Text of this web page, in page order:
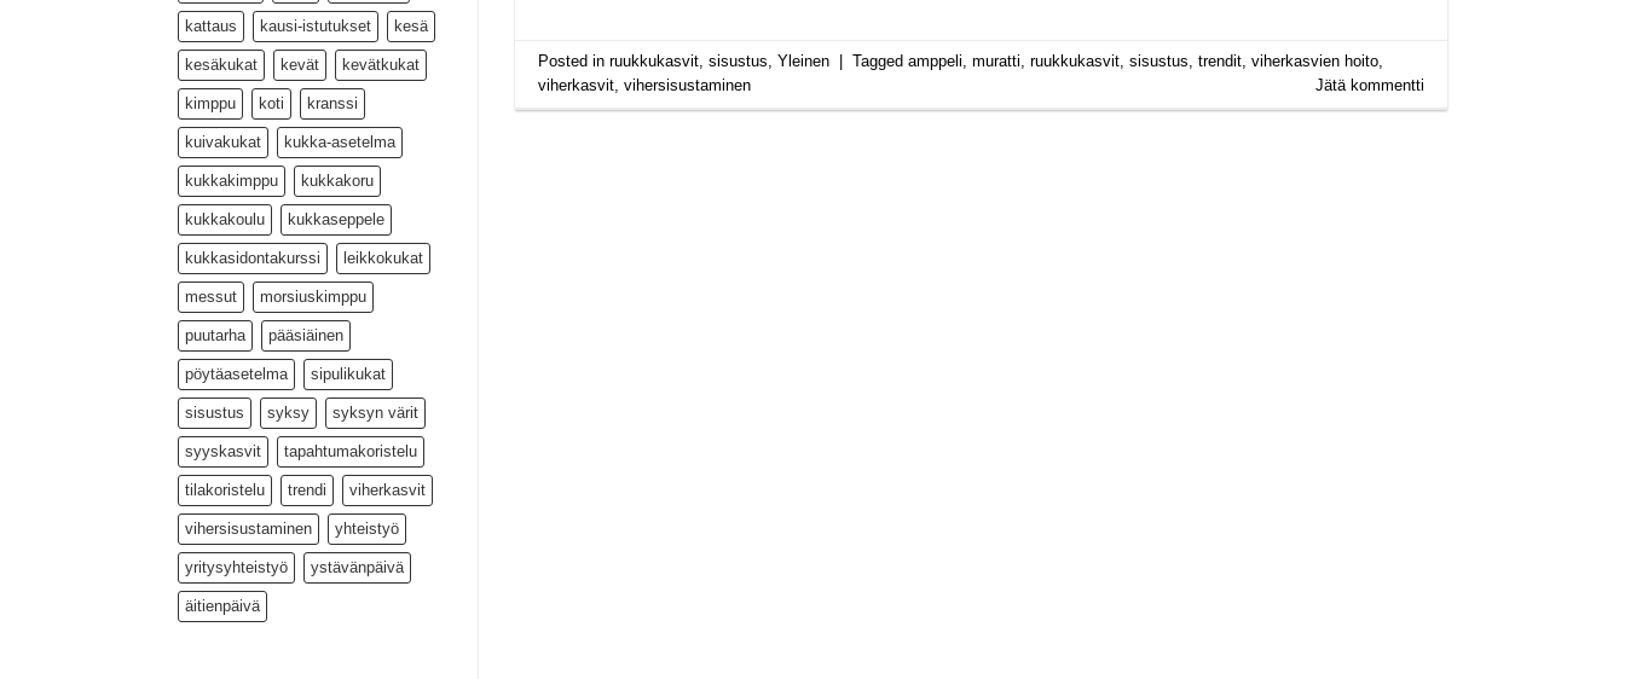
kattaus kausi-istutukset kesä
kesäkukat kevät kevätkukat
kimppu koti kranssi
kuivakukat kukka-asetelma
kukkakimppu kukkakoru
kukkakoulu kukkaseppele
kukkasidontakurssi leikkokukat
messut morsiuskimppu
puutarha pääsiäinen
pöytäasetelma sipulikukat
sisustus syksy syksyn värit
syyskasvit tapahtumakoristelu
tilakoristelu trendi viherkasvit
vihersisustaminen yhteistyö
yritysyhteistyö ystävänpäivä
äitienpäivä
Posted in ruukkukasvit, sisustus Yleinen Tagged amppeli muratti ruukkukasvit, sisustus trendit, viherkasvien hoito,
viherkasvit, vihersisustaminen Jätä kommentti